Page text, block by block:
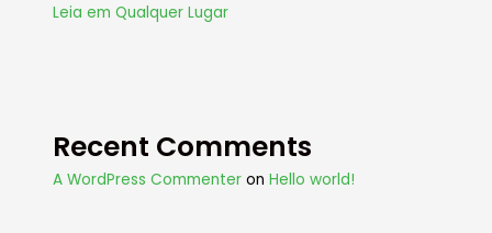
Leia em Qualquer Lugar
Recent Comments
A WordPress Commenter onHello world!